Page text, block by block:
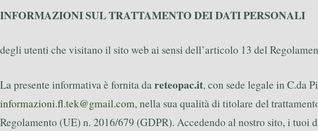
INFORMAZIONI SUL TRATTAMENTO DEI DATI PERSONALI
degli utenti che visitano il sito web ai sensi dell’articolo 13 del
La presente informativa è fornita dareteopac.it, con sede legale in C.da
informazioni.fl.tek@gmail.com, nella sua qualità di titolare del
Regolamento (UE) n. 2016/679 (GDPR). Accedendo al nostro sito, i